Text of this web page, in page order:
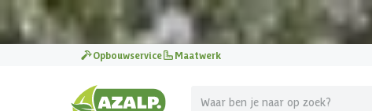
Pak je voordeel tijdens de Azalp Mega Zomer Weken
Opbouwservice Maatwerk